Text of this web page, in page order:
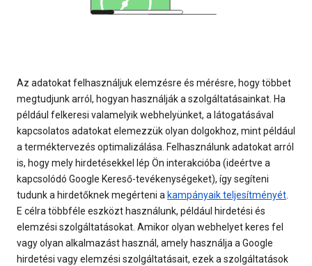
Az adatokat felhasználjuk elemzésre és mérésre, hogy többet
megtudjunk arról, hogyan használják a szolgáltatásainkat. Ha
például felkeresi valamelyik webhelyünket, a látogatásával
kapcsolatos adatokat elemezzük olyan dolgokhoz, mint például
a terméktervezés optimalizálása. Felhasználunk adatokat arról
is, hogy mely hirdetésekkel lép Ön interakcióba (ideértve a
kapcsolódó Google Kereső-tevékenységeket), így segíteni
tudunk a hirdetőknek megérteni a kampányaik teljesítményét.
E célra többféle eszközt használunk, például hirdetési és
elemzési szolgáltatásokat. Amikor olyan webhelyet keres fel
vagy olyan alkalmazást használ, amely használja a Google
hirdetési vagy elemzési szolgáltatásait, ezek a szolgáltatások